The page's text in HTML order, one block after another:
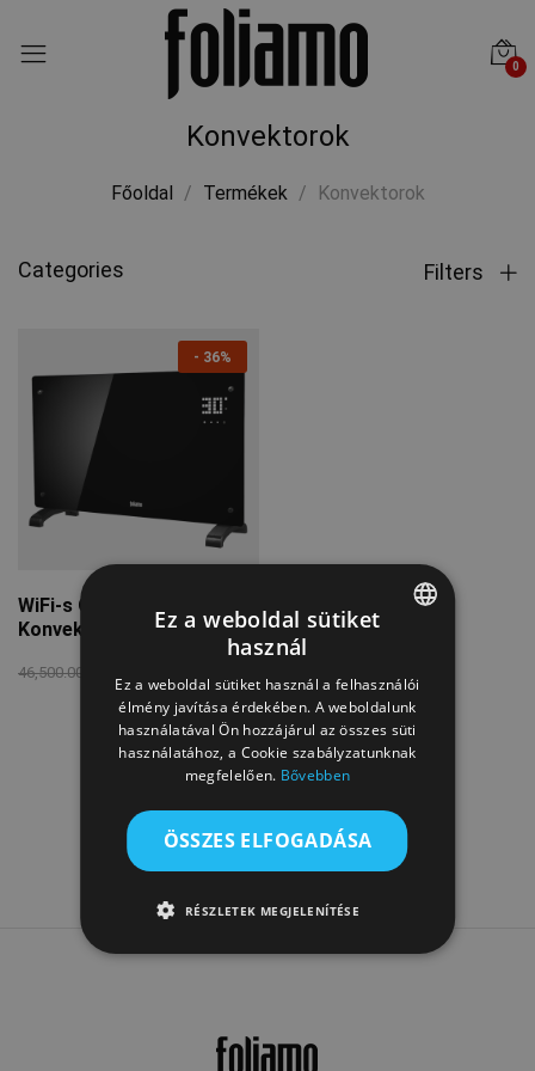
0
Konvektorok
Főoldal Termékek Konvektorok
Categories Filters
- 36%
WiFi-s Okos Üvegpanel
Konvektor 2000W
46,500.00
BULGARIAN
CROATIAN
CZECH
HUNGARIAN
Ez a weboldal sütiket
használ
Ez a weboldal sütiket használ a felhasználói
élmény javítása érdekében. A weboldalunk
használatával Ön hozzájárul az összes süti
használatához, a Cookie szabályzatunknak
megfelelően. Bővebben
ÖSSZES ELFOGADÁSA
RÉSZLETEK MEGJELENÍTÉSE